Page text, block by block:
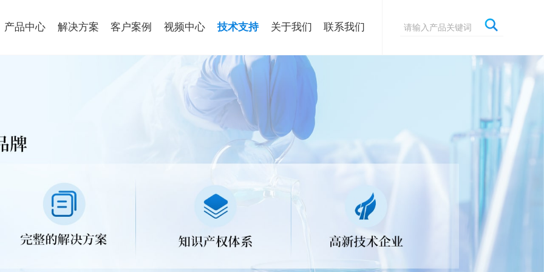
产品中心 解决方案 客户案例 视频中心 技术支持 关于我们 联系我们